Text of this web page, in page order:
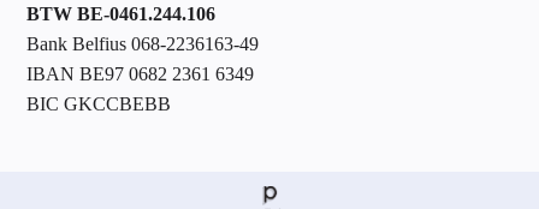
BTW BE-0461.244.106
Bank Belfius 068-2236163-49
IBAN BE97 0682 2361 6349
BIC GKCCBEBB